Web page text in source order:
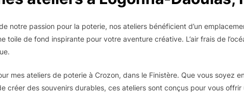
notre passion pour la poterie, nos ateliers bénéficient d’un
toile de fond inspirante pour votre aventure créative. L’air frais de
mes ateliers de poterie à Crozon, dans le Finistère. Que vous soyez
créer des souvenirs durables, ces ateliers sont conçus pour vous